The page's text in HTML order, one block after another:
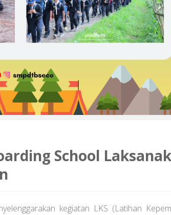
School
kegiatan LKS (Latihan